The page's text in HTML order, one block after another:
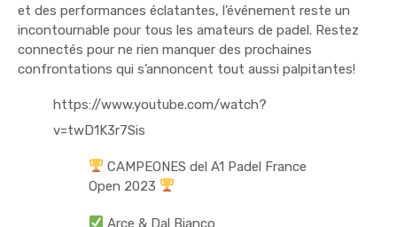
et des performances éclatantes, l’événement reste un
incontournable pour tous les amateurs de padel. Restez
connectés pour ne rien manquer des prochaines
confrontations qui s’annoncent tout aussi palpitantes!
https://www.youtube.com/watch?
v=twD1K3r7Sis
CAMPEONES del A1 Padel France
Open 2023
Arce & Dal Bianco